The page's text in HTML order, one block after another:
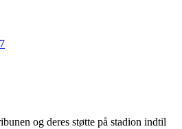
og deres støtte på stadion indtil